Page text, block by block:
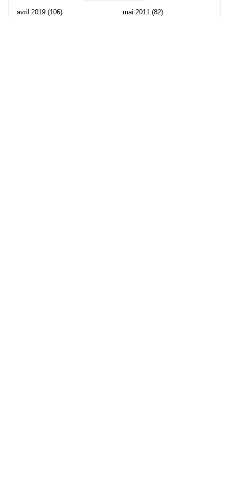
avril 2019 (106) mai 2011 (82)